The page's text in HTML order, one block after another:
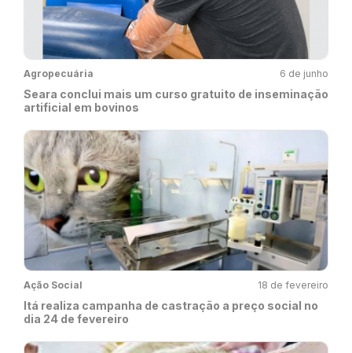
Agropecuária 6 de junho
Seara conclui mais um curso gratuito de inseminação
artificial em bovinos
Ação Social 18 de fevereiro
Itá realiza campanha de castração a preço social no
dia 24 de fevereiro